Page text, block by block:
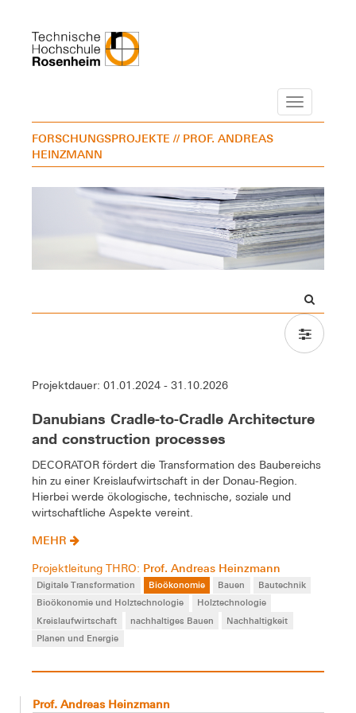
Navigation
FORSCHUNGSPROJEKTE // PROF. ANDREAS
HEINZMANN
Projektdauer: 01.01.2024 - 31.10.2026
Danubians Cradle-to-Cradle Architecture
and construction processes
DECORATOR fördert die Transformation des Baubereichs
hin zu einer Kreislaufwirtschaft in der Donau-Region.
Hierbei werde ökologische, technische, soziale und
wirtschaftliche Aspekte vereint.
MEHR
Projektleitung THRO: Prof. Andreas Heinzmann
Digitale Transformation Bioökonomie Bauen
Bautechnik
Bioökonomie und Holztechnologie
Holztechnologie
Kreislaufwirtschaft
nachhaltiges Bauen
Nachhaltigkeit
Planen und Energie
Prof. Andreas Heinzmann